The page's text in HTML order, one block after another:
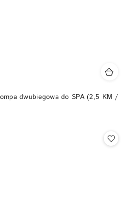
dwubiegowa do SPA (2,5 KM /